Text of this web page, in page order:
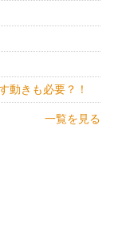
動きも必要？！
一覧を見る